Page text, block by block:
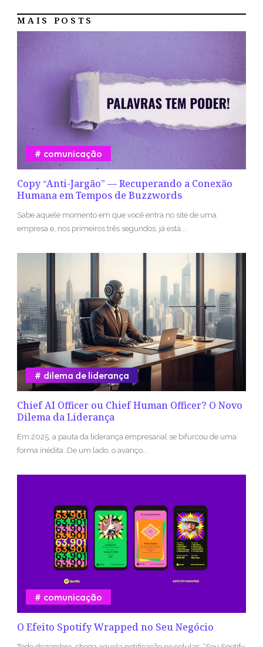
MAIS POSTS
Copy “Anti-Jargão” — Recuperando a Conexão
Humana em Tempos de Buzzwords
comunicação
Sabe aquele momento em que você entra no site de uma
empresa e, nos primeiros três segundos, já está...
Chief AI Officer ou Chief Human Officer? O Novo
Dilema da Liderança
dilema de liderança
Em 2025, a pauta da liderança empresarial se bifurcou de uma
forma inédita. De um lado, o avanço...
O Efeito Spotify Wrapped no Seu Negócio
comunicação